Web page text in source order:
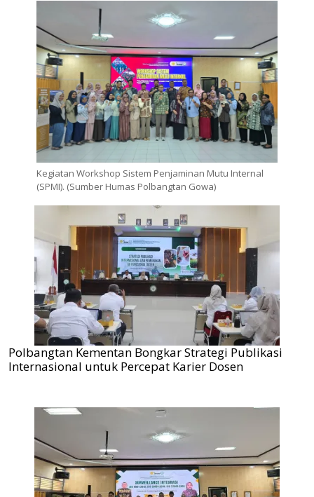
Kegiatan Workshop Sistem Penjaminan Mutu Internal
(SPMI). (Sumber Humas Polbangtan Gowa)
Polbangtan Kementan Bongkar Strategi Publikasi
Internasional untuk Percepat Karier Dosen